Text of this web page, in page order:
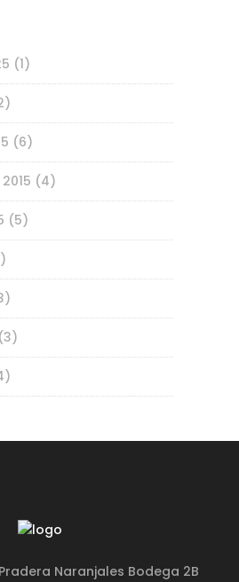
(1)
(6)
(4)
(5)
(3)
Naranjales Bodega 2B